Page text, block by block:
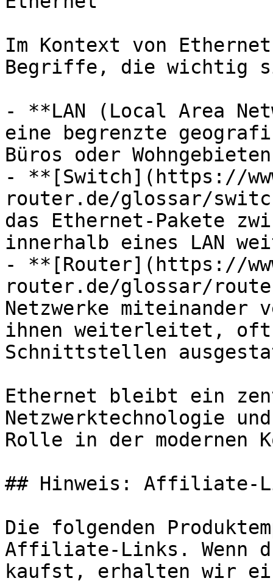
Im Kontext von
Begriffe, die wichtig
- **LAN (Local Area
eine begrenzte
Büros oder
- **[Switch](https://
router.de/glossar/
das Ethernet-Pakete
innerhalb eines LAN
- **[Router](https://
router.de/glossar/
Netzwerke miteinander
ihnen weiterleitet, oft
Schnittstellen
Ethernet bleibt ein
Netzwerktechnologie
Rolle in der modernen
## Hinweis: Affiliate-
Die folgenden
Affiliate-Links. Wenn
kaufst, erhalten wir